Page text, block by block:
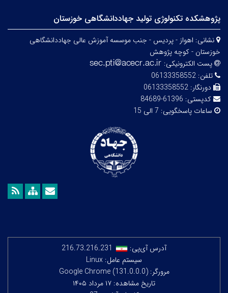
پژوهشکده تکنولوژی تولید جهاددانشگاهی خوزستان
نشانی: اهواز - پردیس - جنب موسسه آموزش عالی جهاددانشگاهی
خوزستان - کوچه پژوهش
پست الکترونیکی:
تلفن: 06133358552
دورنگار: 06133358552
کدپستی: 61396-84689
ساعات پاسخگویی: 7 الی 15
آدرس آی‌پی:
216.73.216.231
سیستم عامل: Linux
مرورگر: Google Chrome (131.0.0.0)
تاریخ مشاهده: ۱۷ مرداد ۱۴۰۵